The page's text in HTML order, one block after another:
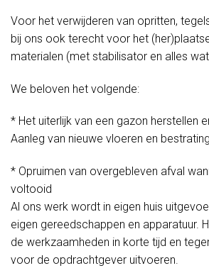
Voor het verwijderen van opritten,
bij ons ook terecht voor het
materialen (met stabilisator en alles
We beloven het volgende:
* Het uiterlijk van een gazon herstellen
Aanleg van nieuwe vloeren en
* Opruimen van overgebleven afval
voltooid
Al ons werk wordt in eigen huis
eigen gereedschappen en apparatuur.
de werkzaamheden in korte tijd en
voor de opdrachtgever uitvoeren.